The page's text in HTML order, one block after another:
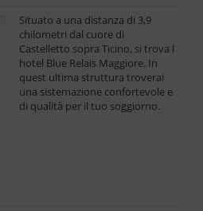
Situato a una distanza di 3,9
chilometri dal cuore di
Castelletto sopra Ticino, si trova l
hotel Blue Relais Maggiore. In
quest ultima struttura troverai
una sistemazione confortevole e
di qualità per il tuo soggiorno.